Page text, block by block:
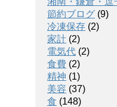
節約ブログ (9)
冷凍保存 (2)
家計 (2)
電気代 (2)
食費 (2)
精神 (1)
美容 (37)
食 (148)